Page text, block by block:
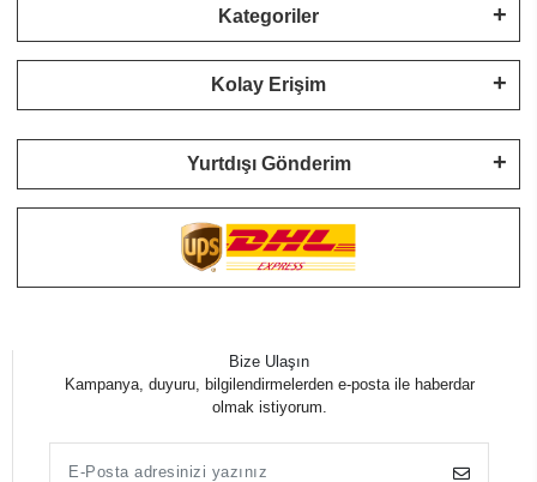
Kategoriler
Kolay Erişim
Yurtdışı Gönderim
Bize Ulaşın
Kampanya, duyuru, bilgilendirmelerden e-posta ile haberdar
olmak istiyorum.